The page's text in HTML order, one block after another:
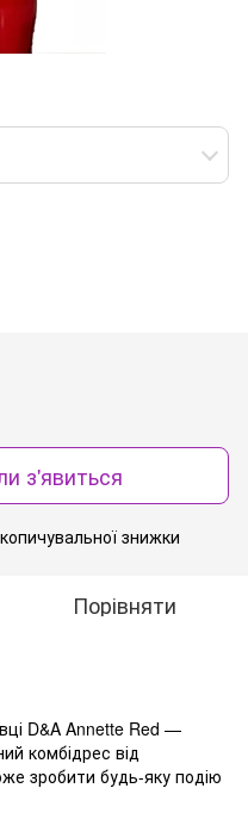
з'явиться
знижки
Порівняти
D&A Annette Red —
комбідрес від
зробити будь-яку подію